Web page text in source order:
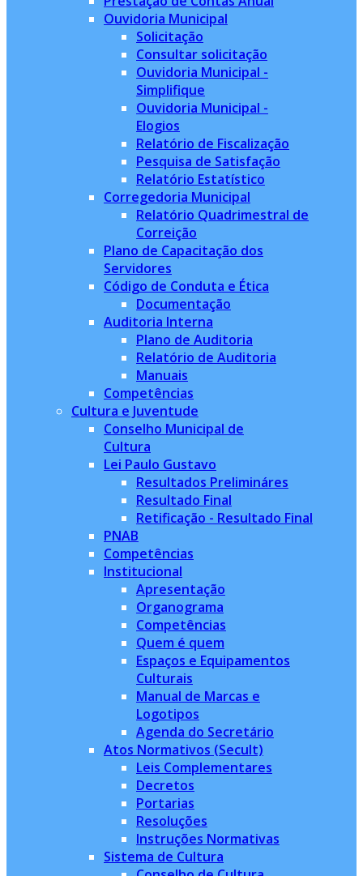
Ouvidoria Municipal
Solicitação
Consultar solicitação
Ouvidoria Municipal -
Simplifique
Ouvidoria Municipal -
Elogios
Relatório de Fiscalização
Pesquisa de Satisfação
Relatório Estatístico
Corregedoria Municipal
Relatório Quadrimestral de
Correição
Plano de Capacitação dos
Servidores
Código de Conduta e Ética
Documentação
Auditoria Interna
Plano de Auditoria
Relatório de Auditoria
Manuais
Competências
Cultura e Juventude
Conselho Municipal de
Cultura
Lei Paulo Gustavo
Resultados Prelimináres
Resultado Final
Retificação - Resultado Final
PNAB
Competências
Institucional
Apresentação
Organograma
Competências
Quem é quem
Espaços e Equipamentos
Culturais
Manual de Marcas e
Logotipos
Agenda do Secretário
Atos Normativos (Secult)
Leis Complementares
Decretos
Portarias
Resoluções
Instruções Normativas
Sistema de Cultura